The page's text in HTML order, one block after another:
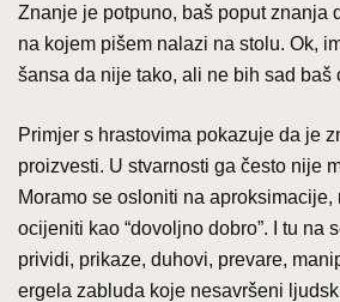
Znanje je potpuno, baš poput znanja
na kojem pišem nalazi na stolu. Ok,
šansa da nije tako, ali ne bih sad
Primjer s hrastovima pokazuje da je
proizvesti. U stvarnosti ga često nije
Moramo se osloniti na aproksimacije,
ocijeniti kao “dovoljno dobro”. I tu na
prividi, prikaze, duhovi, prevare,
ergela zabluda koje nesavršeni